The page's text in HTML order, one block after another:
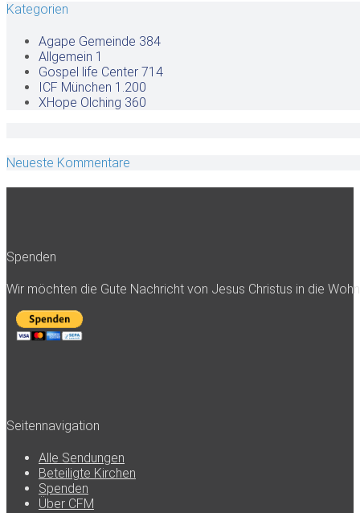
Kategorien
Agape Gemeinde 384
Allgemein 1
Gospel life Center 714
ICF München 1.200
XHope Olching 360
Neueste Kommentare
Spenden
Wir möchten die Gute Nachricht von Jesus Christus in die
Seitennavigation
Alle Sendungen
Beteiligte Kirchen
Spenden
Über CFM